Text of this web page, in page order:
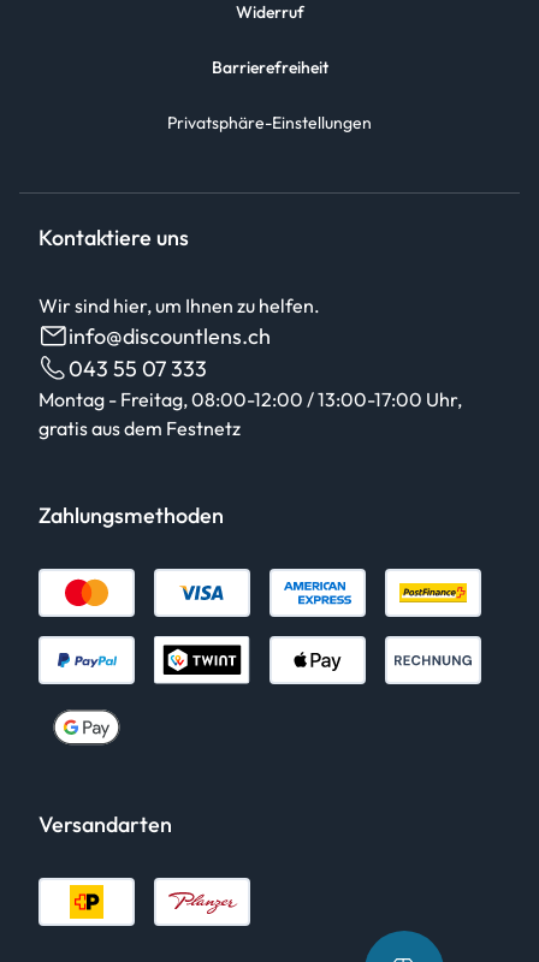
Widerruf
Barrierefreiheit
Privatsphäre-Einstellungen
Kontaktiere uns
Wir sind hier, um Ihnen zu helfen.
info@discountlens.ch
043 55 07 333
Montag - Freitag, 08:00-12:00 / 13:00-17:00 Uhr,
gratis aus dem Festnetz
Zahlungsmethoden
Versandarten